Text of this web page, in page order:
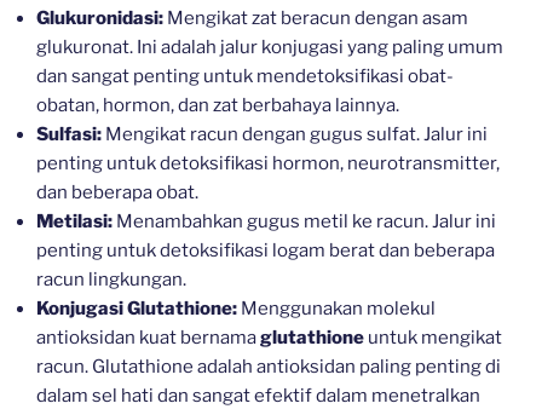
Glukuronidasi: Mengikat zat beracun dengan asam
glukuronat. Ini adalah jalur konjugasi yang paling umum
dan sangat penting untuk mendetoksifikasi obat-
obatan, hormon, dan zat berbahaya lainnya.
Sulfasi: Mengikat racun dengan gugus sulfat. Jalur ini
penting untuk detoksifikasi hormon, neurotransmitter,
dan beberapa obat.
Metilasi: Menambahkan gugus metil ke racun. Jalur ini
penting untuk detoksifikasi logam berat dan beberapa
racun lingkungan.
Konjugasi Glutathione: Menggunakan molekul
antioksidan kuat bernamaglutathione untuk mengikat
racun. Glutathione adalah antioksidan paling penting di
dalam sel hati dan sangat efektif dalam menetralkan